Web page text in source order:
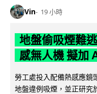
Vin 19 小時
地盤偷吸煙難
感無人機 擬加
勞工處投入配備熱感應鏡
地盤違例吸煙，並正研究